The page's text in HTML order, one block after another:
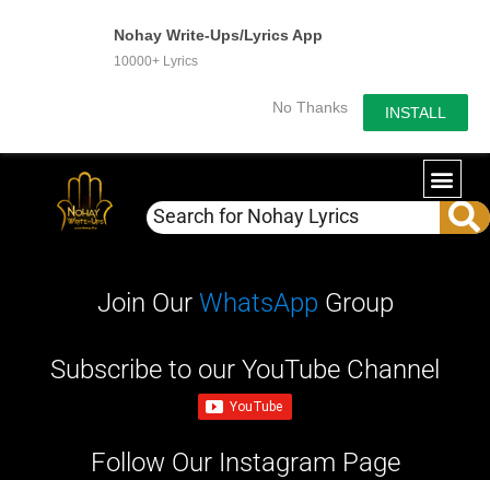
Nohay Write-Ups/Lyrics App
10000+ Lyrics
No Thanks INSTALL
Join Our WhatsApp Group
Subscribe to our YouTube Channel
Follow Our Instagram Page